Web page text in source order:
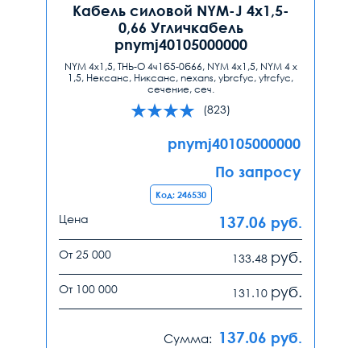
Кабель силовой NYM-J 4x1,5-
0,66 Угличкабель
pnymj40105000000
NYM 4x1,5, ТНЬ-О 4ч1б5-0б66, NYM 4х1,5, NYM 4 х
1,5, Нексанс, Никсанс, nexans, ybrcfyc, ytrcfyc,
сечение, сеч.
(823)
pnymj40105000000
По запросу
Код: 246530
Цена 137.06 руб.
От 25 000 133.48 руб.
От 100 000 131.10 руб.
Сумма: 137.06 руб.